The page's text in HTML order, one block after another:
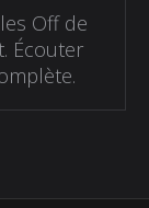
Off de
Écouter